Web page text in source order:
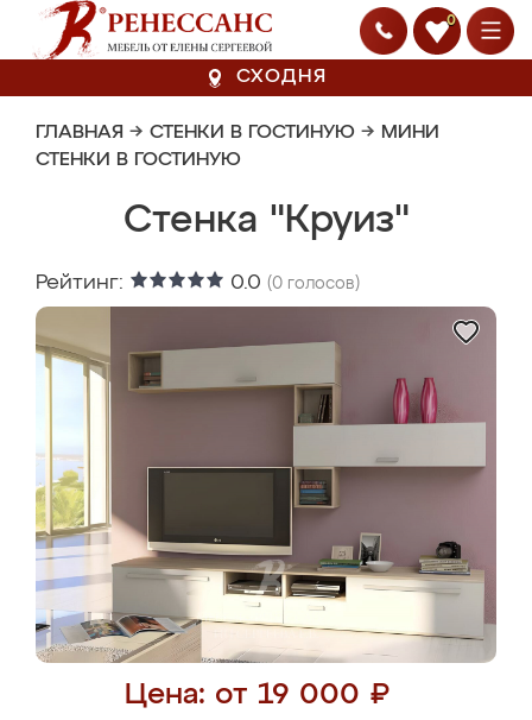
0
СХОДНЯ
ГЛАВНАЯ → СТЕНКИ В ГОСТИНУЮ → МИНИ
СТЕНКИ В ГОСТИНУЮ
Стенка "Круиз"
Рейтинг: 0.0 (0 голосов)
Цена: от 19 000 ₽